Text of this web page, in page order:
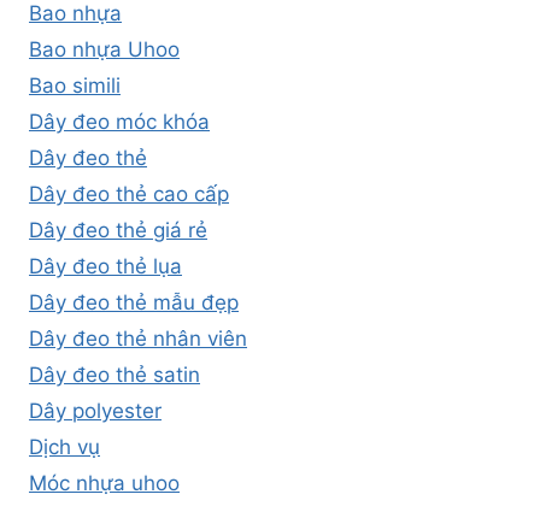
Bao nhựa
Bao nhựa Uhoo
Bao simili
Dây đeo móc khóa
Dây đeo thẻ
Dây đeo thẻ cao cấp
Dây đeo thẻ giá rẻ
Dây đeo thẻ lụa
Dây đeo thẻ mẫu đẹp
Dây đeo thẻ nhân viên
Dây đeo thẻ satin
Dây polyester
Dịch vụ
Móc nhựa uhoo